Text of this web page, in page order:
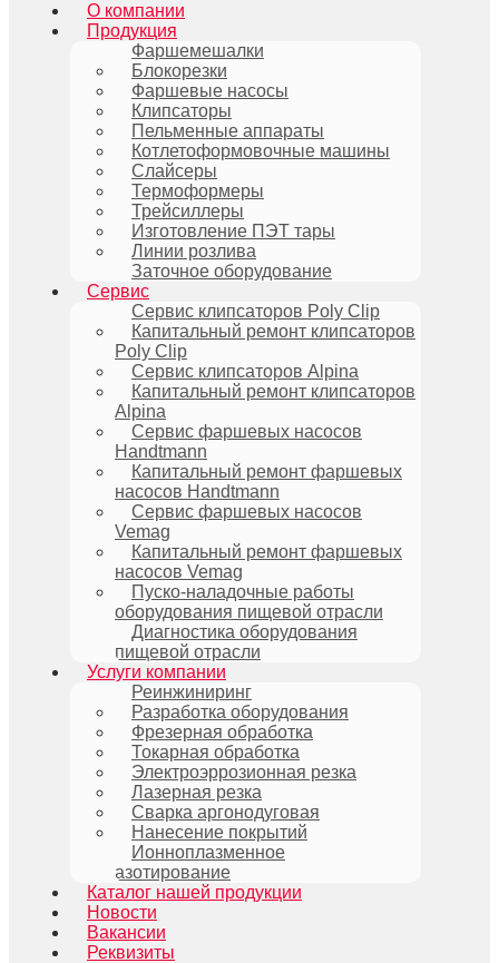
О компании
Продукция
Фаршемешалки
Блокорезки
Фаршевые насосы
Клипсаторы
Пельменные аппараты
Котлетоформовочные машины
Слайсеры
Термоформеры
Трейсиллеры
Изготовление ПЭТ тары
Линии розлива
Заточное оборудование
Сервис
Сервис клипсаторов Poly Clip
Капитальный ремонт клипсаторов
Poly Clip
Сервис клипсаторов Alpina
Капитальный ремонт клипсаторов
Alpina
Сервис фаршевых насосов
Handtmann
Капитальный ремонт фаршевых
насосов Handtmann
Сервис фаршевых насосов
Vemag
Капитальный ремонт фаршевых
насосов Vemag
Пуско-наладочные работы
оборудования пищевой отрасли
Диагностика оборудования
пищевой отрасли
Услуги компании
Реинжиниринг
Разработка оборудования
Фрезерная обработка
Токарная обработка
Электроэррозионная резка
Лазерная резка
Сварка аргонодуговая
Нанесение покрытий
Ионноплазменное
азотирование
Каталог нашей продукции
Новости
Вакансии
Реквизиты